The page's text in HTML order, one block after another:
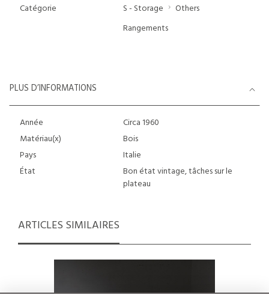
Catégorie
S - Storage
Others
Rangements
PLUS D’INFORMATIONS
Année
Circa 1960
Matériau(x)
Bois
Pays
Italie
État
Bon état vintage, tâches sur le
plateau
ARTICLES SIMILAIRES